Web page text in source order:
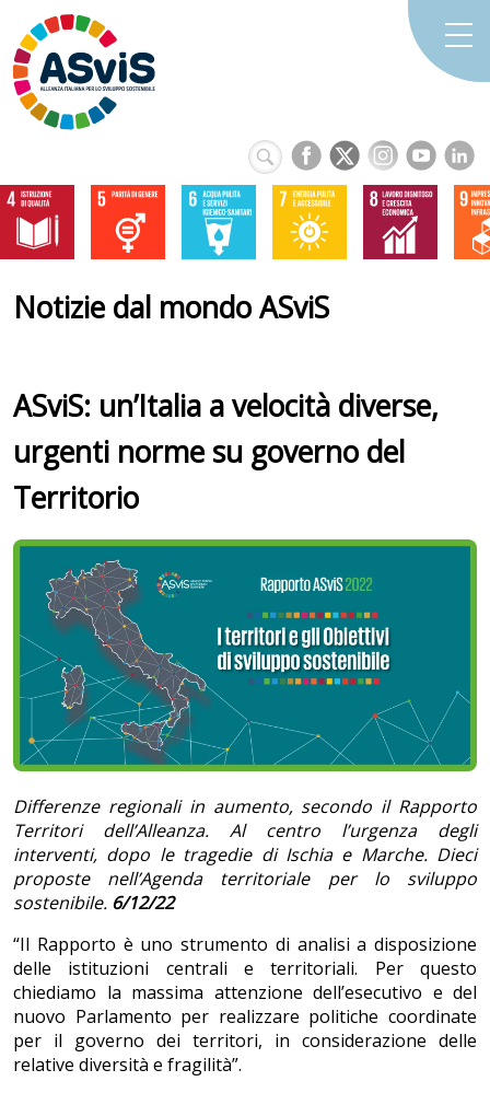
Notizie dal mondo ASviS
ASviS: un’Italia a velocità diverse,
urgenti norme su governo del
Territorio
Differenze regionali in aumento, secondo il Rapporto
Territori dell’Alleanza. Al centro l’urgenza degli
interventi, dopo le tragedie di Ischia e Marche. Dieci
proposte nell’Agenda territoriale per lo sviluppo
sostenibile. 6/12/22
“Il Rapporto è uno strumento di analisi a disposizione
delle istituzioni centrali e territoriali. Per questo
chiediamo la massima attenzione dell’esecutivo e del
nuovo Parlamento per realizzare politiche coordinate
per il governo dei territori, in considerazione delle
relative diversità e fragilità”.